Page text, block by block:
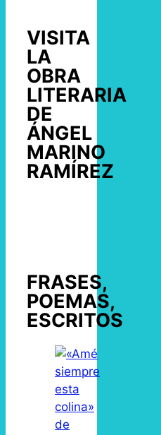
VISITA
LA
OBRA
LITERARIA
DE
ÁNGEL
MARINO
RAMÍREZ
FRASES,
POEMAS,
ESCRITOS